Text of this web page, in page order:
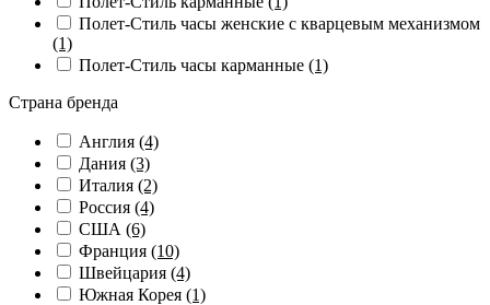
Полет-Стиль часы женские с кварцевым механизмом
(1)
Полет-Стиль часы карманные (1)
Страна бренда
Англия (4)
Дания (3)
Италия (2)
Россия (4)
США (6)
Франция (10)
Швейцария (4)
Южная Корея (1)